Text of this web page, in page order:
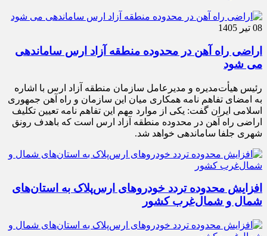
08 تیر 1405
اراضی راه آهن در محدوده منطقه آزاد ارس ساماندهی
می شود
رئیس هیأت‌مدیره و مدیرعامل سازمان منطقه آزاد ارس با اشاره
به امضای تفاهم نامه همکاری میان این سازمان و راه آهن جمهوری
اسلامی ایران گفت: یکی از موارد مهم این تفاهم نامه تعیین تکلیف
اراضی راه آهن در محدوده منطقه آزاد ارس است که باهدف رونق
شهری جلفا ساماندهی خواهد شد.
افزایش محدوده تردد خودروهای ارس‌پلاک به استان‌های
شمال و شمال‌غرب کشور